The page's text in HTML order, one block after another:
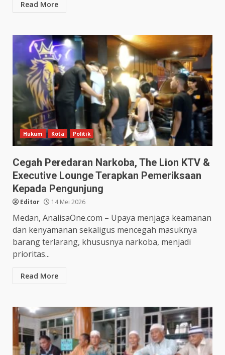
Read More
Hukum Kota Politik
Cegah Peredaran Narkoba, The Lion KTV &
Executive Lounge Terapkan Pemeriksaan
Kepada Pengunjung
Editor 14 Mei 2026
Medan, AnalisaOne.com – Upaya menjaga keamanan
dan kenyamanan sekaligus mencegah masuknya
barang terlarang, khususnya narkoba, menjadi
prioritas...
Read More